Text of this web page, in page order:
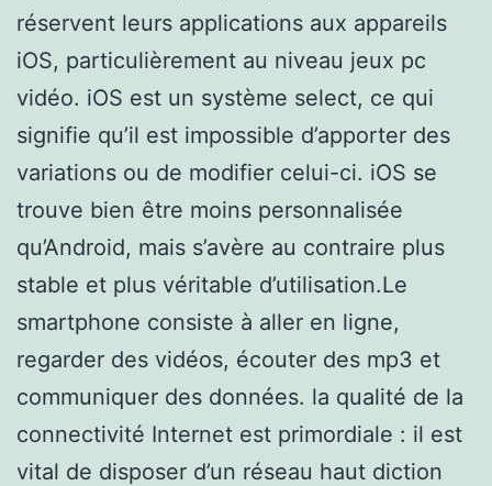
réservent leurs applications aux appareils
iOS, particulièrement au niveau jeux pc
vidéo. iOS est un système select, ce qui
signifie qu’il est impossible d’apporter des
variations ou de modifier celui-ci. iOS se
trouve bien être moins personnalisée
qu’Android, mais s’avère au contraire plus
stable et plus véritable d’utilisation.Le
smartphone consiste à aller en ligne,
regarder des vidéos, écouter des mp3 et
communiquer des données. la qualité de la
connectivité Internet est primordiale : il est
vital de disposer d’un réseau haut diction